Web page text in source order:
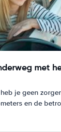
met
je geen
en de